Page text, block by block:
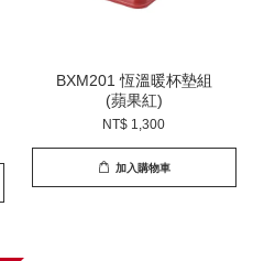
BXM201 恆溫暖杯墊組
(蘋果紅)
NT$ 1,300
加入購物車